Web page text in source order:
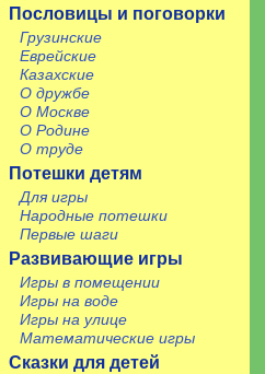
Пословицы и поговорки
Грузинские
Еврейские
Казахские
О дружбе
О Москве
О Родине
О труде
Потешки детям
Для игры
Народные потешки
Первые шаги
Развивающие игры
Игры в помещении
Игры на воде
Игры на улице
Математические игры
Сказки для детей